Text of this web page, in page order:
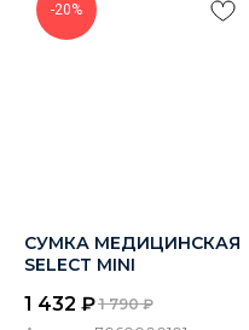
-20%
СУМКА МЕДИЦИНСКАЯ
SELECT MINI
1 432 ₽ 1 790 ₽